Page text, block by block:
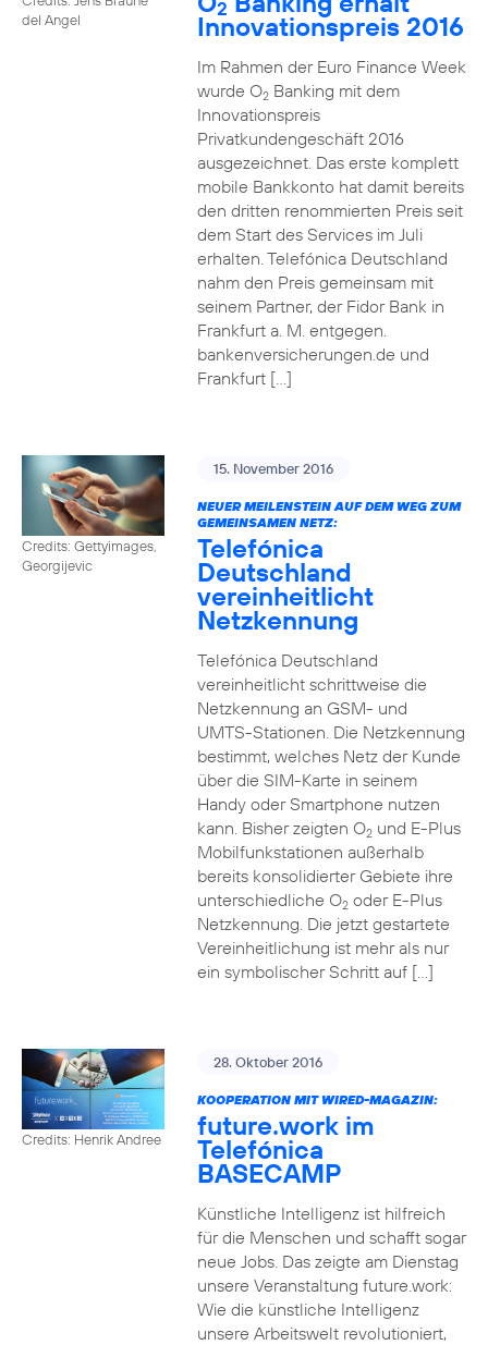
del Angel
2
Innovationspreis 2016
Im Rahmen der Euro Finance Week
wurde O2Banking mit dem
Innovationspreis
Privatkundengeschäft 2016
ausgezeichnet. Das erste komplett
mobile Bankkonto hat damit bereits
den dritten renommierten Preis seit
dem Start des Services im Juli
erhalten. Telefónica Deutschland
nahm den Preis gemeinsam mit
seinem Partner, der Fidor Bank in
Frankfurt a. M. entgegen.
bankenversicherungen.de und
Frankfurt […]
Credits: Gettyimages,
Georgijevic
15. November 2016
NEUER MEILENSTEIN AUF DEM WEG ZUM
GEMEINSAMEN NETZ:
Telefónica
Deutschland
vereinheitlicht
Netzkennung
Telefónica Deutschland
vereinheitlicht schrittweise die
Netzkennung an GSM- und
UMTS-Stationen. Die Netzkennung
bestimmt, welches Netz der Kunde
über die SIM-Karte in seinem
Handy oder Smartphone nutzen
kann. Bisher zeigten O2und E-Plus
Mobilfunkstationen außerhalb
bereits konsolidierter Gebiete ihre
unterschiedliche O2oder E-Plus
Netzkennung. Die jetzt gestartete
Vereinheitlichung ist mehr als nur
ein symbolischer Schritt auf […]
Credits: Henrik Andree
28. Oktober 2016
KOOPERATION MIT WIRED-MAGAZIN:
future.work im
Telefónica
BASECAMP
Künstliche Intelligenz ist hilfreich
für die Menschen und schafft sogar
neue Jobs. Das zeigte am Dienstag
unsere Veranstaltung future.work:
Wie die künstliche Intelligenz
unsere Arbeitswelt revolutioniert,